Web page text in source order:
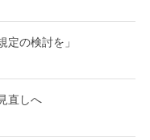
定の検討を」
直しへ